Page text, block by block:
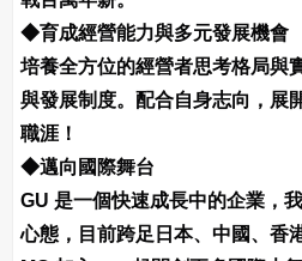
◆育成經營能力與多元發展機會
培養全方位的經營者思考格局與
與發展制度。配合自身志向，展
職涯！
◆邁向國際舞台
GU 是一個快速成長中的企業，
心態，目前跨足日本、中國、香